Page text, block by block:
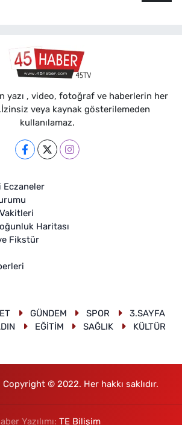
yazı , video, fotoğraf ve haberlerin her
veya kaynak gösterilemeden
kullanılamaz.
Eczaneler
Haritası
Fikstür
GÜNDEM SPOR
3.SAYFA
EĞİTİM SAĞLIK KÜLTÜR
Copyright © 2022. Her hakkı saklıdır.
Yazılımı: TE Bilişim